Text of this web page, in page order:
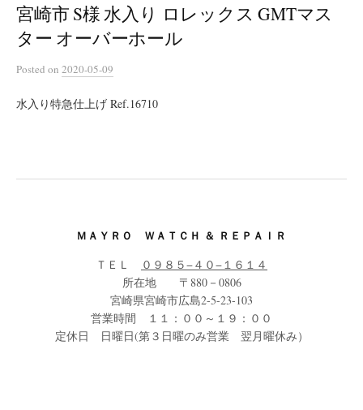
宮崎市 S様 水入り ロレックス GMTマス
ター オーバーホール
Posted on 2020-05-09
水入り特急仕上げ Ref.16710
ＭＡＹＲＯ ＷＡＴＣＨ ＆ ＲＥＰＡＩＲ
ＴＥＬ
０９８５−４０−１６１４
所在地 〒880－0806
宮崎県宮崎市広島2-5-23-103
営業時間 １１：００～１９：００
定休日 日曜日(第３日曜のみ営業 翌月曜休み）